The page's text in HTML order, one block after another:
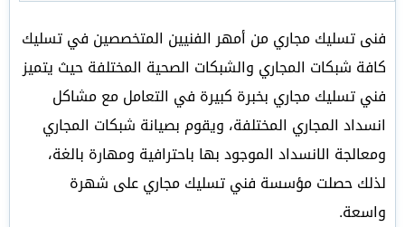
فنى تسليك مجاري من أمهر الفنيين المتخصصين في تسليك
كافة شبكات المجاري والشبكات الصحية المختلفة حيث يتميز
فني تسليك مجاري بخبرة كبيرة في التعامل مع مشاكل
انسداد المجاري المختلفة، ويقوم بصيانة شبكات المجاري
ومعالجة الانسداد الموجود بها باحترافية ومهارة بالغة،
لذلك حصلت مؤسسة فني تسليك مجاري على شهرة
واسعة.